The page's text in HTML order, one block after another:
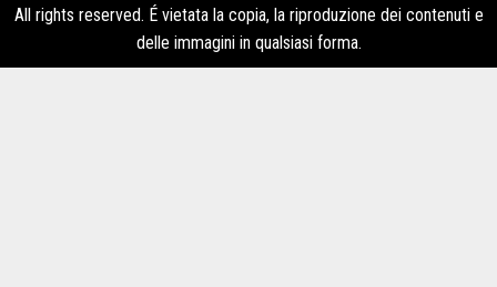
All rights reserved. É vietata la copia, la riproduzione dei contenuti e
delle immagini in qualsiasi forma.